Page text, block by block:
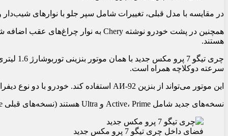
در مقایسه با مدل قبلی، تغییرات شامل سپر جلو با نوارهای
هستند.
سرعته دوکلاچه همراه است.
این موتور می‌تواند از بنزین AИ-92 استفاده کند. خودرو با دو نوع دیفرانسیل جلو و چهارچرخ محرک عرضه می‌شود.
نسخه‌های جدید شامل Active، Prime و Ultra هستند (نسخه‌های قبلی Elite، Prestige و Ultimate بودند).
فضای داخل چری تیگو 7 پرو مکس جدید